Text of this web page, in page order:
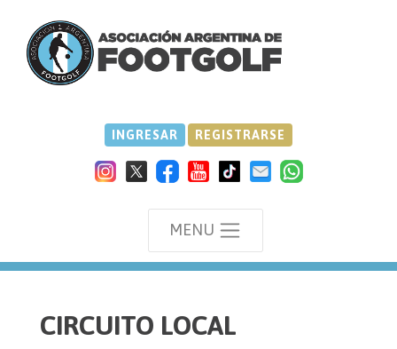
INGRESAR REGISTRARSE
MENU
CIRCUITO LOCAL